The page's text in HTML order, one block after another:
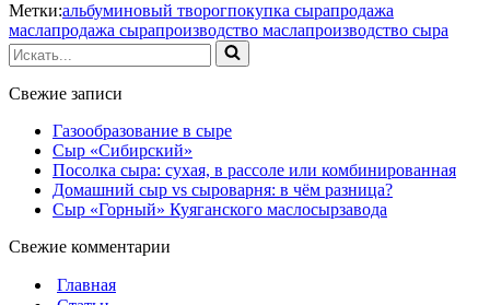
Метки:альбуминовый творогпокупка сырапродажа
маслапродажа сырапроизводство маслапроизводство сыра
Искать...
Свежие записи
Газообразование в сыре
Сыр «Сибирский»
Посолка сыра: сухая, в рассоле или комбинированная
Домашний сыр vs сыроварня: в чём разница?
Сыр «Горный» Куяганского маслосырзавода
Свежие комментарии
Главная